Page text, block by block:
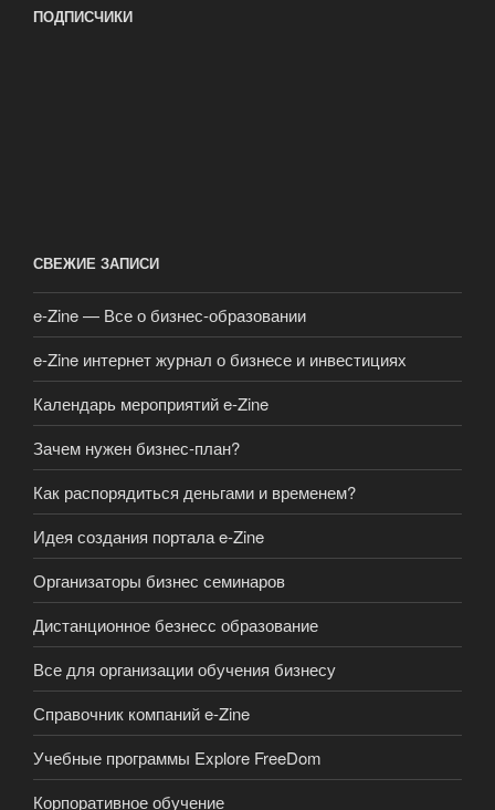
ПОДПИСЧИКИ
СВЕЖИЕ ЗАПИСИ
e-Zine — Все о бизнес-образовании
e-Zine интернет журнал о бизнесе и инвестициях
Календарь мероприятий e-Zine
Зачем нужен бизнес-план?
Как распорядиться деньгами и временем?
Идея создания портала e-Zine
Организаторы бизнес семинаров
Дистанционное безнесс образование
Все для организации обучения бизнесу
Справочник компаний e-Zine
Учебные программы Explore FreeDom
Корпоративное обучение